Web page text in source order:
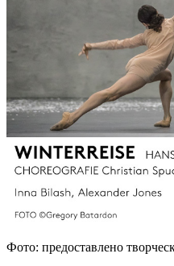
Фото: предоставлено